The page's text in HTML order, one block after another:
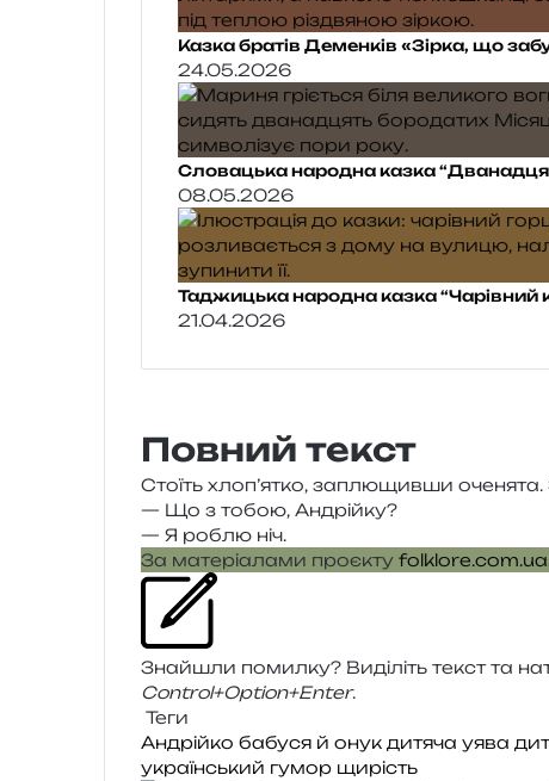
Казка братів Деменків «Зірка, що
24.05.2026
Словацька народна казка
08.05.2026
Таджицька народна казка “Чарівний
21.04.2026
Повний текст
Стоїть хлоп’ятко, заплю­щив­ши
— Що з тобою, Андрійку?
— Я роблю ніч.
За мате­рі­а­ла­ми про­є­кту folklore.com.ua
Знайшли помил­ку? Виділіть текст та
Control+Option+Enter.
Теги
Андрійко бабуся й онук дитяча уява
український гумор щирість